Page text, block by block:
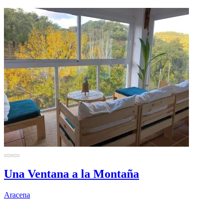
Una Ventana a la Montaña
Aracena